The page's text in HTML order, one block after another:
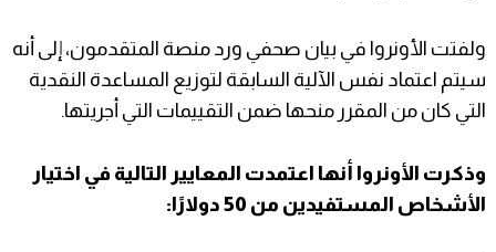
ولفتت الأونروا في بيان صحفي ورد منصة المتقدمون، إلى أنه
سيتم اعتماد نفس الآلية السابقة لتوزيع المساعدة النقدية
التي كان من المقرر منحها ضمن التقييمات التي أجريتها.
وذكرت الأونروا أنها اعتمدت المعايير التالية في اختيار
الأشخاص المستفيدين من 50 دولارًا: